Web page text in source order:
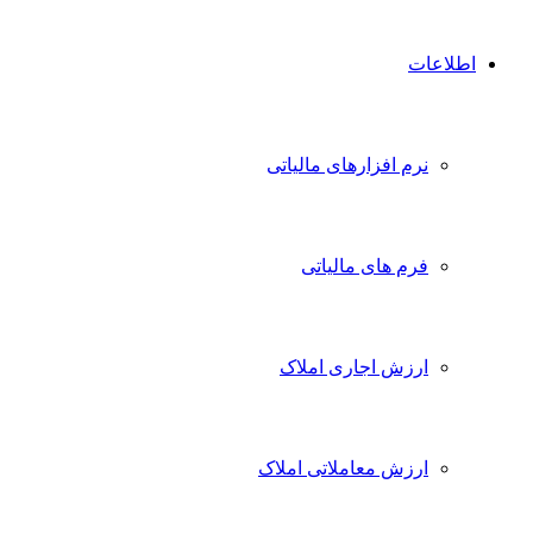
اطلاعات
نرم افزارهای مالیاتی
فرم های مالیاتی
ارزش اجاری املاک
ارزش معاملاتی املاک